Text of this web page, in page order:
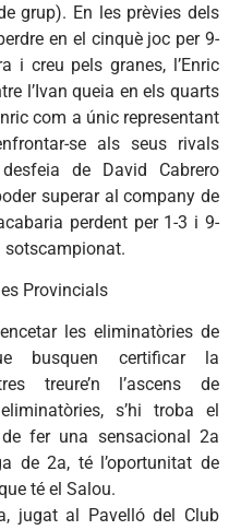
grup). En les prèvies dels
en el cinquè joc per 9-
i creu pels granes, l’Enric
l’Ivan queia en els quarts
com a únic representant
se als seus rivals
de David Cabrero
superar al company de
perdent per 1-3 i 9-
sotscampionat.
Provincials
les eliminatòries de
busquen certificar la
treure’n l’ascens de
s’hi troba el
fer una sensacional 2a
de 2a, té l’oportunitat de
té el Salou.
jugat al Pavelló del Club